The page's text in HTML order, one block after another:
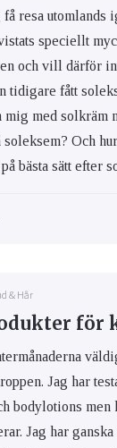
resa utomlands
speciellt
och vill därför
tidigare fått
med solkräm
soleksem? Och
bästa sätt efter
& Hår
för
Jag har
bodylotions men
Jag har ganska